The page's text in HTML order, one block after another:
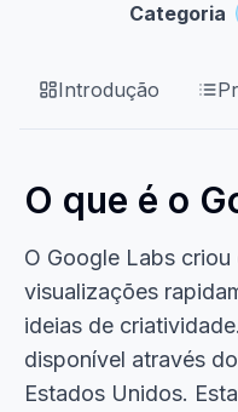
Categoria
Introdução
O que é o
O Google Labs
visualizações
ideias de
disponível através
Estados Unidos.